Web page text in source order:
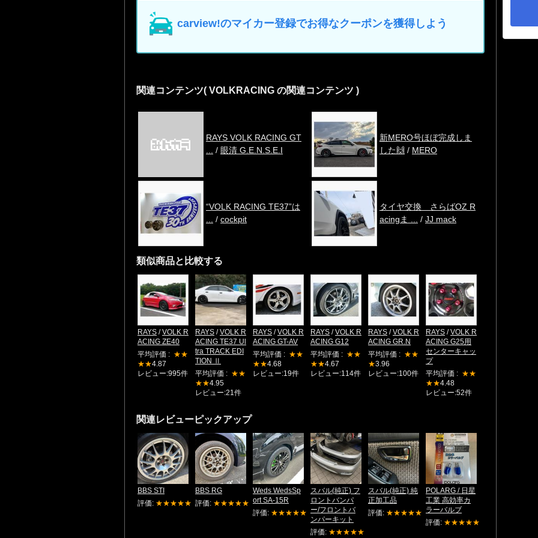
carview!のマイカー登録でお得なクーポンを獲得しよう
関連コンテンツ( VOLKRACING の関連コンテンツ )
RAYS VOLK RACING GT
/ 眼清 G.E.N.S.E.I
新MERO号ほぼ完成しま
した🙌 / MERO
“VOLK RACING TE37”は
/ cockpit
タイヤ交換 さらばOZ R
acingま ...
/ JJ mack
類似商品と比較する
RAYS /VOLK R
ACING ZE40
平均評価 : ★★
★★4.87
レビュー:995件
RAYS /VOLK R
ACING TE37 Ul
tra TRACK EDI
TION Ⅱ
平均評価 : ★★
★★4.95
レビュー:21件
RAYS /VOLK R
ACING GT-AV
平均評価 : ★★
★★4.68
レビュー:19件
RAYS /VOLK R
ACING G12
平均評価 : ★★
★★4.67
レビュー:114件
RAYS /VOLK R
ACING GR.N
平均評価 : ★★
★3.96
レビュー:100件
RAYS /VOLK R
ACING G25用
センターキャッ
プ
平均評価 : ★★
★★4.48
レビュー:52件
関連レビューピックアップ
BBS STI
評価: ★★★★★
BBS RG
評価: ★★★★★
Weds WedsSp
ort SA-15R
評価: ★★★★★
スバル(純正) フ
ロントバンパ
ー/フロントバ
ンパーキット
評価: ★★★★★
スバル(純正) 純
正加工品
評価: ★★★★★
POLARG / 日星
工業 高効率カ
ラーバルブ
評価: ★★★★★